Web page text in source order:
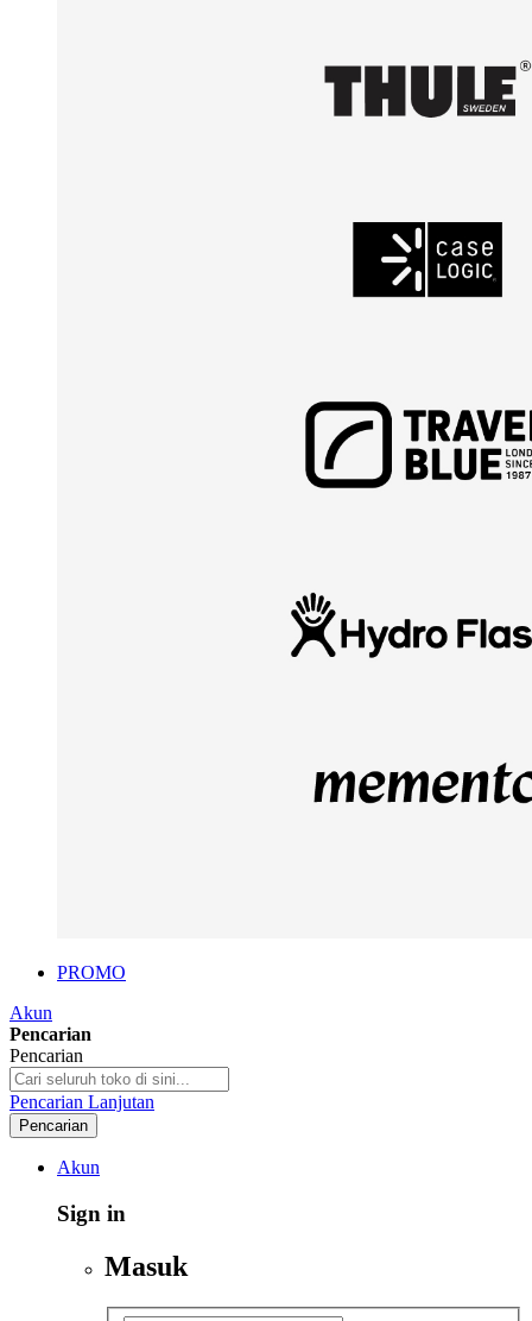
PROMO
Akun
Pencarian
Pencarian
Pencarian Lanjutan
Pencarian
Akun
Sign in
Masuk